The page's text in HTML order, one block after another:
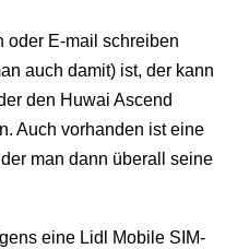
oder E-mail schreiben
auch damit) ist, der kann
den Huwai Ascend
Auch vorhanden ist eine
man dann überall seine
eine Lidl Mobile SIM-